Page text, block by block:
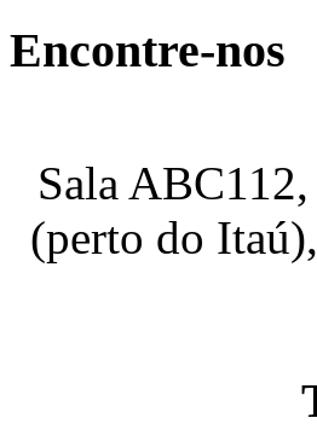
Encontre-nos
Sala
(perto do